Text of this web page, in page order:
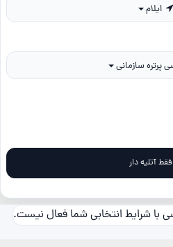
با شرایط انتخابی شما فعال نیست.